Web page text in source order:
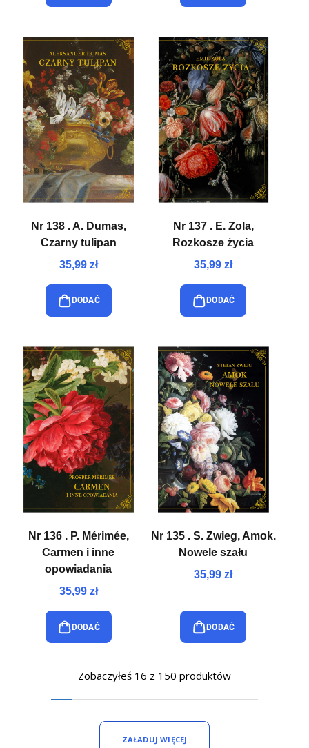
Nr 138 . A. Dumas,
Czarny tulipan
35,99 zł
DODAĆ
Nr 137 . E. Zola,
Rozkosze życia
35,99 zł
DODAĆ
Nr 136 . P. Mérimée,
Carmen i inne
opowiadania
35,99 zł
DODAĆ
Nr 135 . S. Zwieg, Amok.
Nowele szału
35,99 zł
DODAĆ
Zobaczyłeś 16 z 150 produktów
ZAŁADUJ WIĘCEJ